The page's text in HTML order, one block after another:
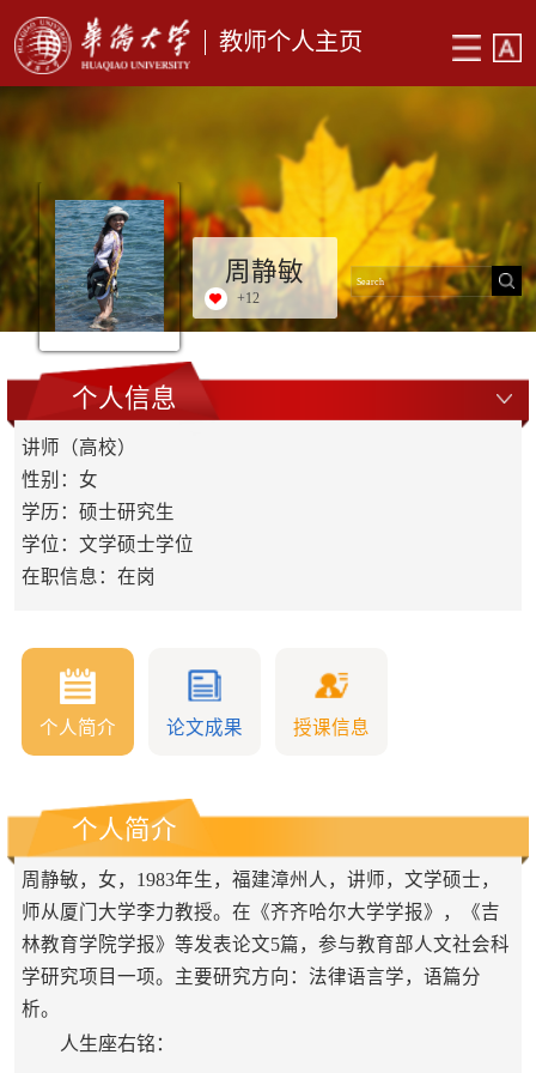
教师个人主页
周静敏
+12
个人信息
讲师（高校）
性别：女
学历：硕士研究生
学位：文学硕士学位
在职信息：在岗
个人简介 论文成果 授课信息
个人简介
周静敏，女，1983年生，福建漳州人，讲师，文学硕士，
师从厦门大学李力教授。在《齐齐哈尔大学学报》，《吉
林教育学院学报》等发表论文5篇，参与教育部人文社会科
学研究项目一项。主要研究方向：法律语言学，语篇分
析。
人生座右铭：